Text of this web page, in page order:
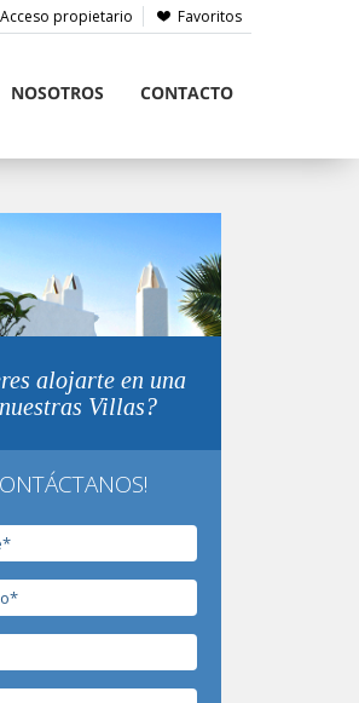
Favoritos
Acceso propietario
NOSOTROS CONTACTO
alojarte en una
Villas?